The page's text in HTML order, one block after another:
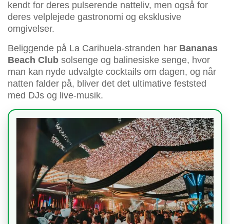
kendt for deres pulserende natteliv, men også for
deres velplejede gastronomi og eksklusive
omgivelser.
Beliggende på La Carihuela-stranden har Bananas
Beach Club solsenge og balinesiske senge, hvor
man kan nyde udvalgte cocktails om dagen, og når
natten falder på, bliver det det ultimative feststed
med DJs og live-musik.